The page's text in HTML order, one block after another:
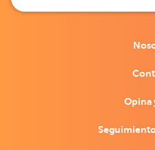
Opina